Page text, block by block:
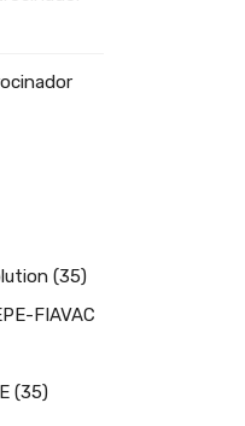
(35)
FIAVAC
(35)